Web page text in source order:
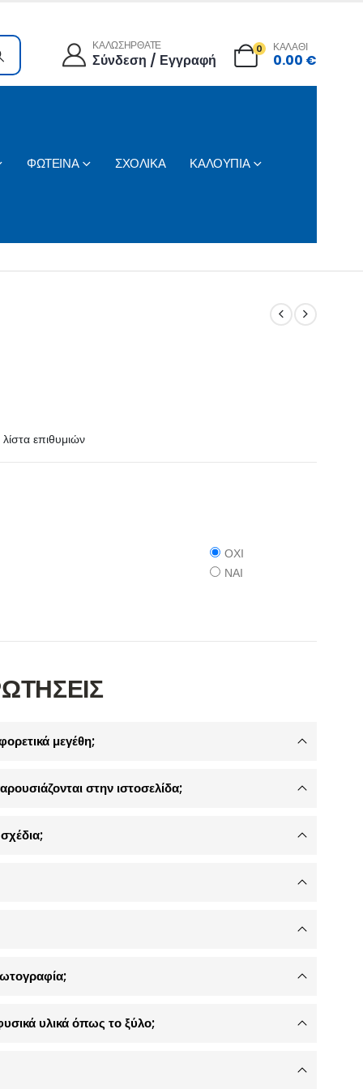
ΚΑΛΩΣΗΡΘΑΤΕ
Σύνδεση / Εγγραφή
0 ΚΑΛΑΘΙ
0.00 €
ΦΩΤΕΙΝΑ ΣΧΟΛΙΚΑ ΚΑΛΟΥΠΙΑ
επιθυμιών
ΟΧΙ
ΝΑΙ
μεγέθη;
στην ιστοσελίδα;
υλικά όπως το ξύλο;